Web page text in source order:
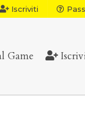
Iscriviti
Game